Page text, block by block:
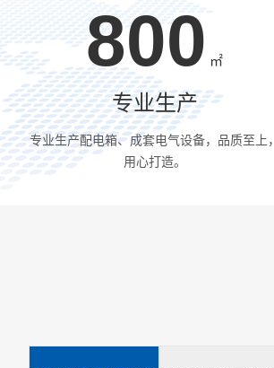
800 ㎡
专业生产
专业生产配电箱、成套电气设备，品质至上，
用心打造。